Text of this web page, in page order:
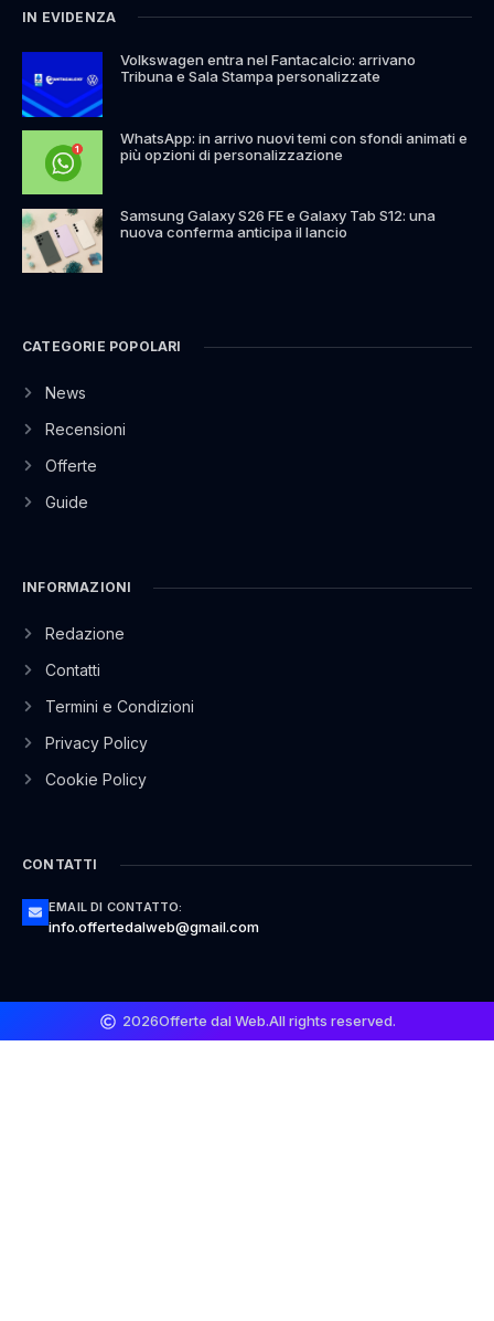
IN EVIDENZA
Volkswagen entra nel Fantacalcio: arrivano
Tribuna e Sala Stampa personalizzate
WhatsApp: in arrivo nuovi temi con sfondi animati e
più opzioni di personalizzazione
Samsung Galaxy S26 FE e Galaxy Tab S12: una
nuova conferma anticipa il lancio
CATEGORIE POPOLARI
News
Recensioni
Offerte
Guide
INFORMAZIONI
Redazione
Contatti
Termini e Condizioni
Privacy Policy
Cookie Policy
CONTATTI
EMAIL DI CONTATTO:
info.offertedalweb@gmail.com
2026Offerte dal Web.All rights reserved.